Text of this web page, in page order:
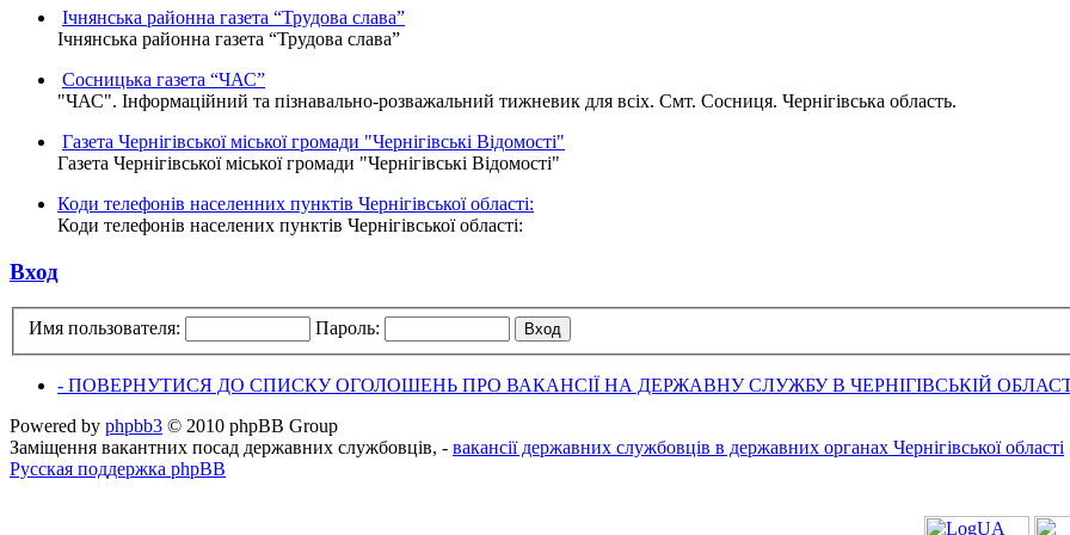
Ічнянська районна газета “Трудова слава”
Ічнянська районна газета “Трудова слава”
Сосницька газета “ЧАС”
"ЧАС". Інформаційний та пізнавально-розважальний тижневик для всіх. Смт. Сосниця. Чернігівська область.
Газета Чернігівської міської громади "Чернігівські Відомості"
Газета Чернігівської міської громади "Чернігівські Відомості"
Коди телефонів населенних пунктів Чернігівської області:
Коди телефонів населених пунктів Чернігівської області:
Вход
Имя пользователя: Пароль:
- ПОВЕРНУТИСЯ ДО СПИСКУ ОГОЛОШЕНЬ ПРО ВАКАНСІЇ НА ДЕРЖАВНУ СЛУЖБУ В ЧЕРНІГІВСЬКІЙ
Powered by phpbb3 © 2010 phpBB Group
Заміщення вакантних посад державних службовців, - вакансії державних службовців в державних органах Чернігівської області
Русская поддержка phpBB